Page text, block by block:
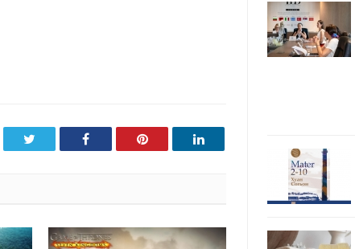
Facebook Pinterest LinkedIn